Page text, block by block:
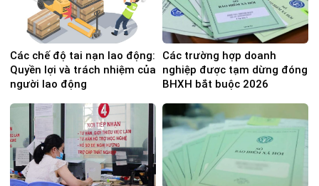
Các chế độ tai nạn lao động:
Quyền lợi và trách nhiệm của
người lao động
Các trường hợp doanh
nghiệp được tạm dừng đóng
BHXH bắt buộc 2026